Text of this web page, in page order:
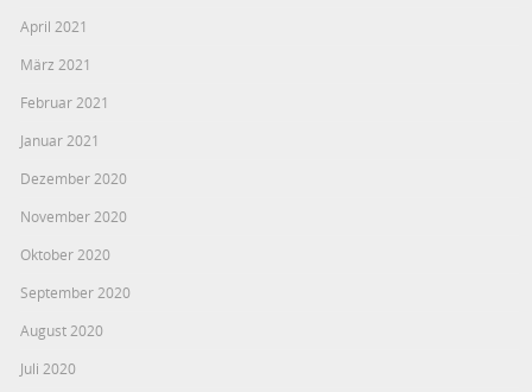
April 2021
März 2021
Februar 2021
Januar 2021
Dezember 2020
November 2020
Oktober 2020
September 2020
August 2020
Juli 2020